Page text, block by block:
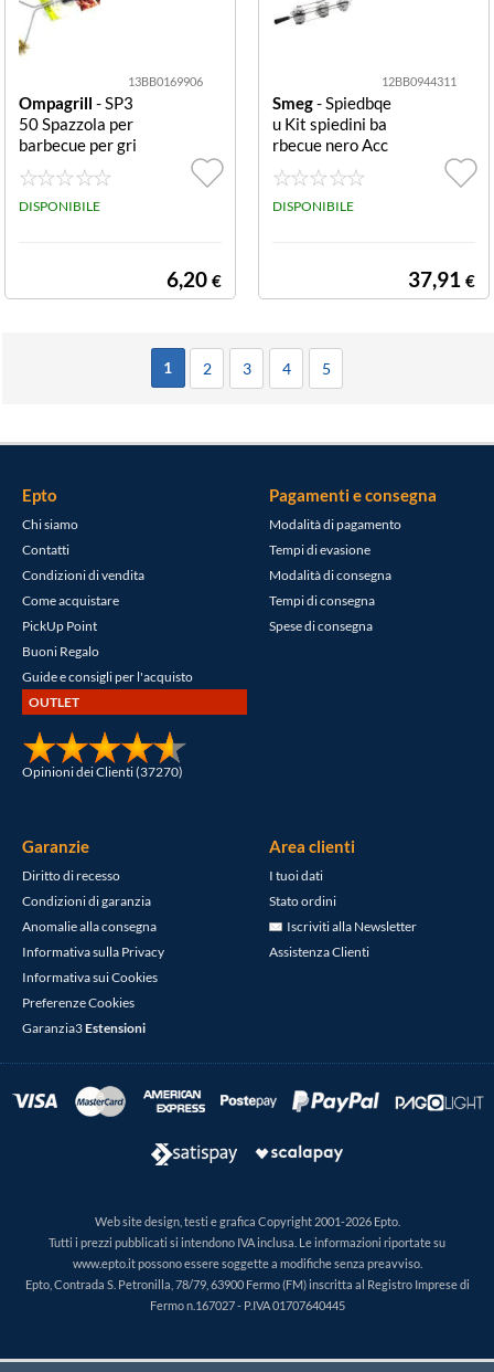
13BB0169906
Ompagrill - SP3
50 Spazzola per
barbecue per gri
glie e piastre Ne
ro 35 cm per gri
glie e piastre
DISPONIBILE
6,20 €
12BB0944311
Smeg- Spiedbqe
u Kit spiedini ba
rbecue nero Acc
essorio barbecu
e Smeg SPIEDB
QEU Nero
DISPONIBILE
37,91 €
1 2 3 4 5
Epto
Chi siamo
Contatti
Condizioni di vendita
Come acquistare
PickUp Point
Buoni Regalo
Guide e consigli per l'acquisto
OUTLET
Opinioni dei Clienti (37270)
Pagamenti e consegna
Modalità di pagamento
Tempi di evasione
Modalità di consegna
Tempi di consegna
Spese di consegna
Garanzie
Diritto di recesso
Condizioni di garanzia
Anomalie alla consegna
Informativa sulla Privacy
Informativa sui Cookies
Preferenze Cookies
Garanzia3Estensioni
Area clienti
I tuoi dati
Stato ordini
Iscriviti alla Newsletter
Assistenza Clienti
Web site design, testi e grafica Copyright 2001-2026 Epto.
Tutti i prezzi pubblicati si intendono IVA inclusa. Le informazioni riportate su
www.epto.it possono essere soggette a modifiche senza preavviso.
Epto, Contrada S. Petronilla, 78/79, 63900 Fermo (FM) inscritta al Registro Imprese di
Fermo n.167027 - P.IVA 01707640445